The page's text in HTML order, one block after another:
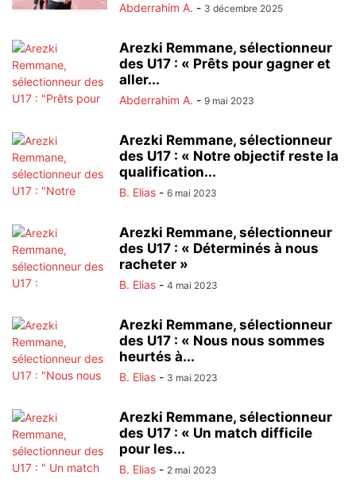
Abderrahim A. - 3 décembre 2025
Arezki Remmane, sélectionneur
des U17 : « Prêts pour gagner et
aller...
Abderrahim A. - 9 mai 2023
Arezki Remmane, sélectionneur
des U17 : « Notre objectif reste la
qualification...
B. Elias - 6 mai 2023
Arezki Remmane, sélectionneur
des U17 : « Déterminés à nous
racheter »
B. Elias - 4 mai 2023
Arezki Remmane, sélectionneur
des U17 : « Nous nous sommes
heurtés à...
B. Elias - 3 mai 2023
Arezki Remmane, sélectionneur
des U17 : « Un match difficile
pour les...
B. Elias - 2 mai 2023